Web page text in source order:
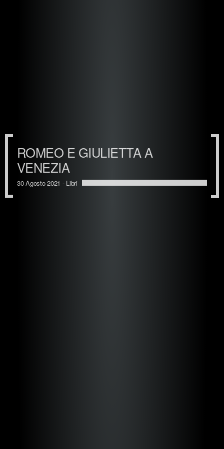
ROMEO E GIULIETTA A
VENEZIA
30 Agosto 2021 - Libri